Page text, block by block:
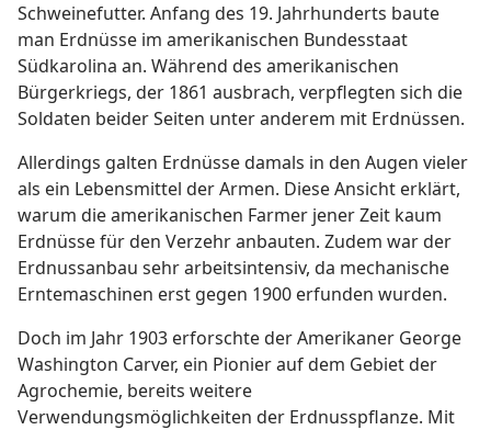
Schweinefutter. Anfang des 19. Jahrhunderts baute
man Erdnüsse im amerikanischen Bundesstaat
Südkarolina an. Während des amerikanischen
Bürgerkriegs, der 1861 ausbrach, verpflegten sich die
Soldaten beider Seiten unter anderem mit Erdnüssen.
Allerdings galten Erdnüsse damals in den Augen vieler
als ein Lebensmittel der Armen. Diese Ansicht erklärt,
warum die amerikanischen Farmer jener Zeit kaum
Erdnüsse für den Verzehr anbauten. Zudem war der
Erdnussanbau sehr arbeitsintensiv, da mechanische
Erntemaschinen erst gegen 1900 erfunden wurden.
Doch im Jahr 1903 erforschte der Amerikaner George
Washington Carver, ein Pionier auf dem Gebiet der
Agrochemie, bereits weitere
Verwendungsmöglichkeiten der Erdnusspflanze. Mit